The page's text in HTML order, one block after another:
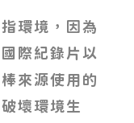
環境，因為
際紀錄片以
來源使用的
壞環境生